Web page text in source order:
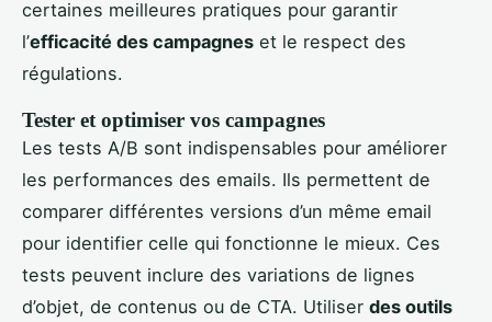
certaines meilleures pratiques pour garantir
l’efficacité des campagnes et le respect des
régulations.
Tester et optimiser vos campagnes
Les tests A/B sont indispensables pour améliorer
les performances des emails. Ils permettent de
comparer différentes versions d’un même email
pour identifier celle qui fonctionne le mieux. Ces
tests peuvent inclure des variations de lignes
d’objet, de contenus ou de CTA. Utiliser des outils